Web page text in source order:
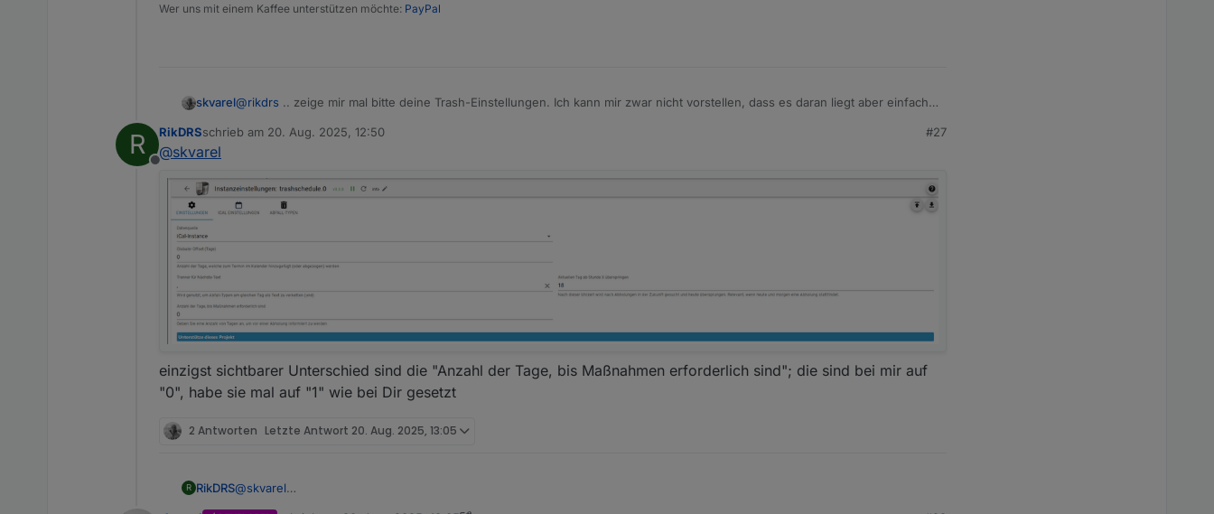
Wer uns mit einem Kaffee unterstützen möchte: PayPal
skvarel@rikdrs .. zeige mir mal bitte deine Trash-Einstellungen. Ich kann mir zwar nicht vorstellen, dass es daran liegt aber einfach
R
Offline
RikDRSschrieb am 20. Aug. 2025, 12:50
zuletzt editiert von
#27
@skvarel
einzigst sichtbarer Unterschied sind die "Anzahl der Tage, bis Maßnahmen erforderlich sind"; die sind bei mir auf
"0", habe sie mal auf "1" wie bei Dir gesetzt
2 Antworten Letzte Antwort 20. Aug. 2025, 13:05
R RikDRS@skvarel